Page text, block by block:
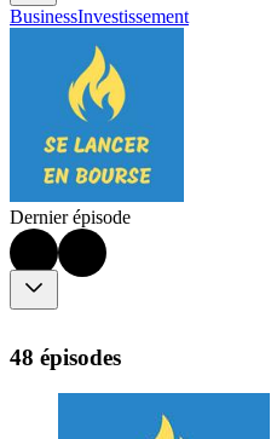
BusinessInvestissement
Dernier épisode
48 épisodes